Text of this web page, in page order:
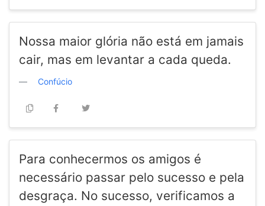
Nossa maior glória não está em jamais
cair, mas em levantar a cada queda.
Confúcio
Para conhecermos os amigos é
necessário passar pelo sucesso e pela
desgraça. No sucesso, verificamos a